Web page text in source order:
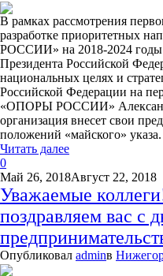
В рамках рассмотрения
разработке приоритетных
РОССИИ» на 2018-2024 годы
Президента Российской
национальных целях и
Российской Федерации на
«ОПОРЫ РОССИИ»
организация внесет свои
положений «майского»
Читать далее
0
Май 26, 2018Август 22, 2018
Уважаемые
поздравляем вас с
Опубликовал adminв